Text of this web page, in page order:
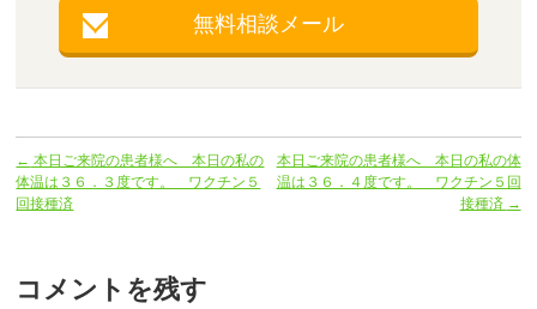
無料相談メール
← 本日ご来院の患者様へ 本日の私の
体温は３６．３度です。 ワクチン５
回接種済
本日ご来院の患者様へ 本日の私の体
温は３６．４度です。 ワクチン５回
接種済 →
コメントを残す